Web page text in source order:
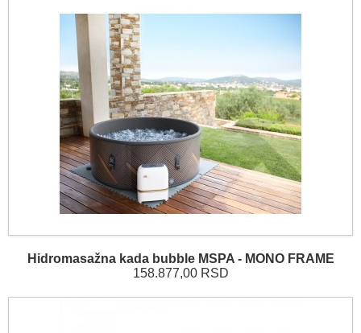
Hidromasažna kada bubble MSPA - MONO FRAME
158.877,00 RSD